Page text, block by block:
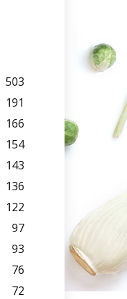
503
191
166
154
143
136
122
97
93
76
72